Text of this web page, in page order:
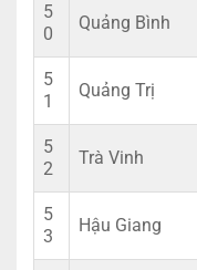
5
0
Quảng Bình
5
1
Quảng Trị
5
2
Trà Vinh
5
3
Hậu Giang